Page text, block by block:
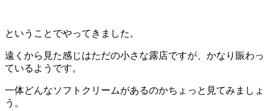
ということでやってきました。
遠くから見た感じはただの小さな露店ですが、かなり賑わっ
ているようです。
一体どんなソフトクリームがあるのかちょっと見てみましょ
う。